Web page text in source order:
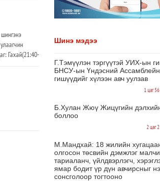
Гахай(21:40-
сайн. Гэвч
Шинэ мэдээ
Г.Тэмүүлэн тэргүүтэй УИХ-ын
БНСУ-ын Үндэсний Ассамблейн
гишүүдийг хүлээн авч уулзав
1 цаг
Б.Хулан Жюү Жицүгийн
боллоо
2 цаг
М.Мандхай: 18 жилийн
олгосон төсвийн дэмжлэг
тариаланч, үйлдвэрлэгч,
ямар бодит үр дүн авчирсныг
сонсголоор тогтооно